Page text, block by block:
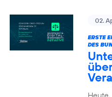
02.
ERSTE
DES
Heute,